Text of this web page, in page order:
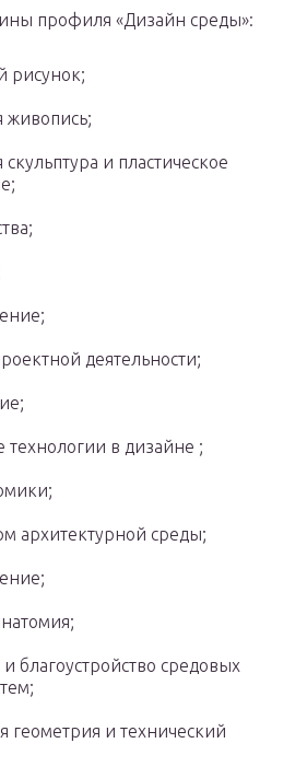
профиля «Дизайн среды»:
рисунок;
живопись;
и пластическое
деятельности;
в дизайне ;
архитектурной среды;
благоустройство средовых
геометрия и технический